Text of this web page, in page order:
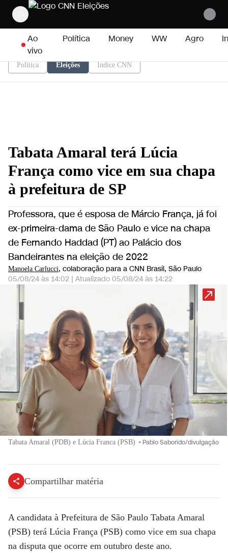
Pular para o conteúdo
Ao
vivo
Política Money WW Agro
Política Eleições Índice CNN
Tabata Amaral terá Lúcia
França como vice em sua chapa
à prefeitura de SP
Professora, que é esposa de Márcio França, já foi
ex-primeira-dama de São Paulo e vice na chapa
de Fernando Haddad (PT) ao Palácio dos
Bandeirantes na eleição de 2022
Manoela Carlucci, colaboração para a CNN Brasil, São Paulo
05/08/24 às 14:02 | Atualizado 05/08/24 às 14:22
Tabata Amaral (PDB) e Lúcia Franca (PSB) • Pablo Saborido/divulgação
Compartilhar matéria
A candidata à Prefeitura de São Paulo Tabata Amaral
(PSB) terá Lúcia França (PSB) como vice em sua chapa
na disputa que ocorre em outubro deste ano.